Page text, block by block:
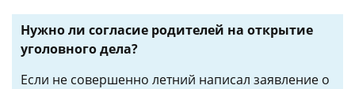
Нужно ли согласие родителей на открытие
уголовного дела?
Если не совершенно летний написал заявление о